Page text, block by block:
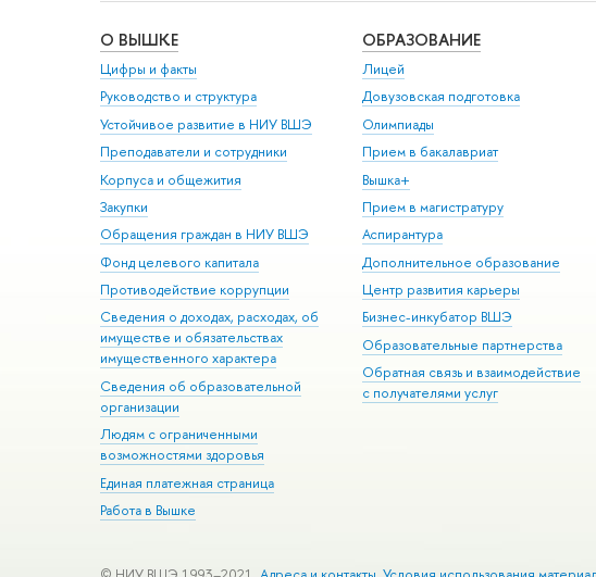
О ВЫШКЕ
Цифры и факты
Руководство и структура
Устойчивое развитие в НИУ ВШЭ
Преподаватели и сотрудники
Корпуса и общежития
Закупки
Обращения граждан в НИУ ВШЭ
Фонд целевого капитала
Противодействие коррупции
Сведения о доходах, расходах, об
имуществе и обязательствах
имущественного характера
Сведения об образовательной
организации
Людям с ограниченными
возможностями здоровья
Единая платежная страница
Работа в Вышке
ОБРАЗОВАНИЕ
Лицей
Довузовская подготовка
Олимпиады
Прием в бакалавриат
Вышка+
Прием в магистратуру
Аспирантура
Дополнительное образование
Центр развития карьеры
Бизнес-инкубатор ВШЭ
Образовательные партнерства
Обратная связь и взаимодействие
с получателями услуг